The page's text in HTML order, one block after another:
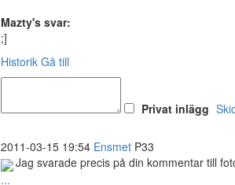
Mazty's svar:
;]
Historik Gå till
Privat inlägg
2011-03-15 19:54 Ensmet P33
Jag svarade precis på din kommentar till
...